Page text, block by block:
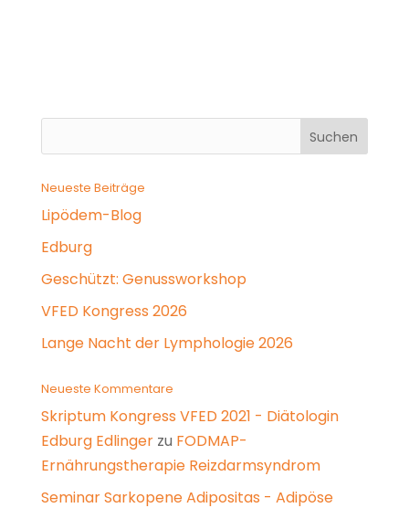
Neueste Beiträge
Lipödem-Blog
Edburg
Geschützt: Genussworkshop
VFED Kongress 2026
Lange Nacht der Lymphologie 2026
Neueste Kommentare
Skriptum Kongress VFED 2021 - Diätologin
Edburg Edlingerzu FODMAP-
Ernährungstherapie Reizdarmsyndrom
Seminar Sarkopene Adipositas - Adipöse